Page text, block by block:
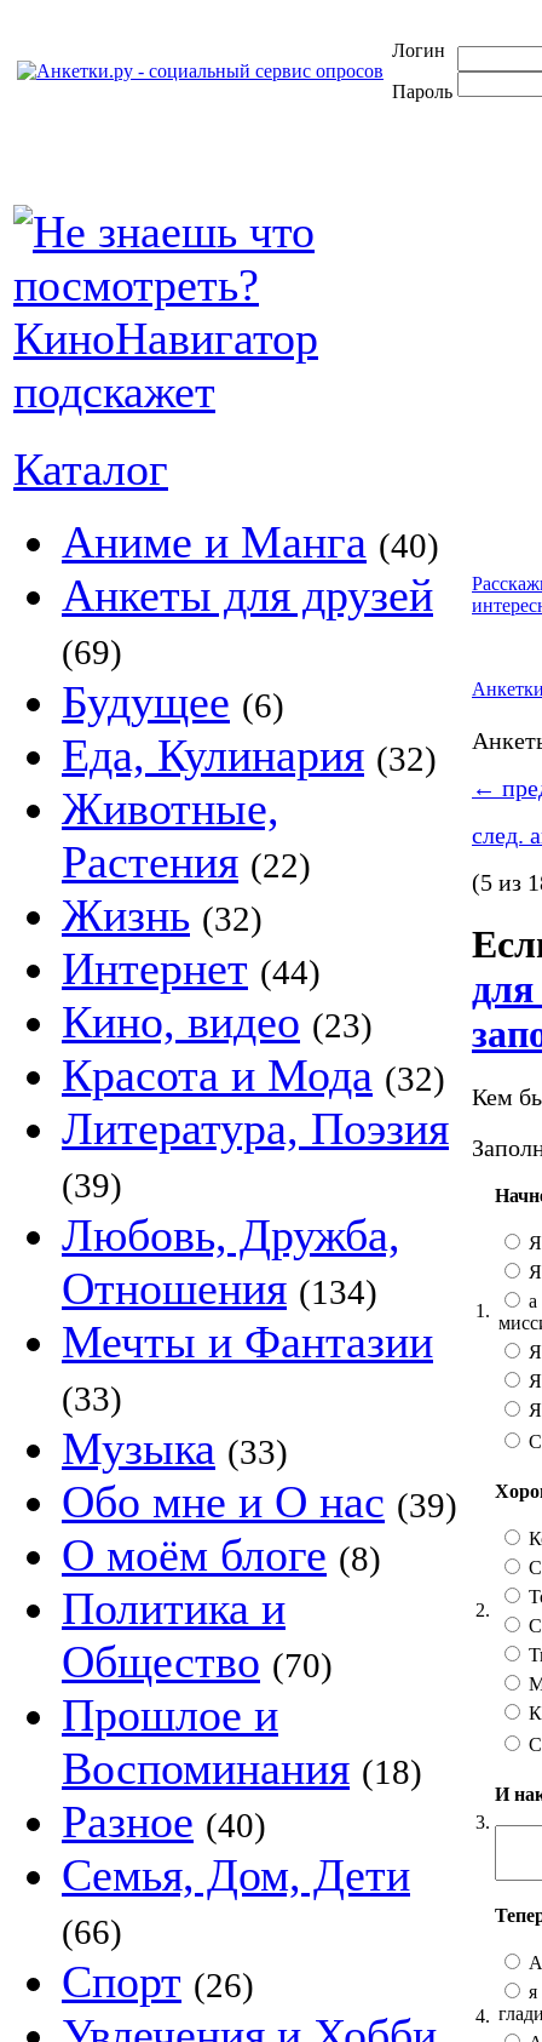
Логин
Пароль
Каталог
Аниме и Манга (40)
Анкеты для друзей
(69)
Будущее (6)
Еда, Кулинария (32)
Животные,
Растения (22)
Жизнь (32)
Интернет (44)
Кино, видео (23)
Красота и Мода (32)
Литература, Поэзия
(39)
Любовь, Дружба,
Отношения (134)
Мечты и Фантазии
(33)
Музыка (33)
Обо мне и О нас (39)
О моём блоге (8)
Политика и
Общество (70)
Прошлое и
Воспоминания (18)
Разное (40)
Семья, Дом, Дети
(66)
Спорт (26)
←
след.
(5 из
для
Кем
1.
а
2.
3.
И
4.
я